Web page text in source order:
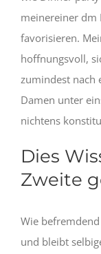
meinereiner dm
favorisieren.
hoffnungsvoll,
zumindest nach
Damen unter
nichtens
Dies
Zweite
Wie
und bleibt